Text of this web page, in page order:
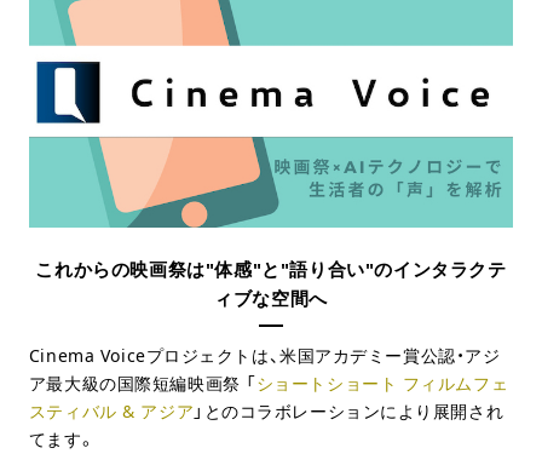
これからの映画祭は"体感"と"語り合い"のインタラクテ
ィブな空間へ
Cinema Voiceプロジェクトは、米国アカデミー賞公認・アジ
ア最大級の国際短編映画祭 「ショートショート フィルムフェ
スティバル & アジア 」とのコラボレーションにより展開され
てます。